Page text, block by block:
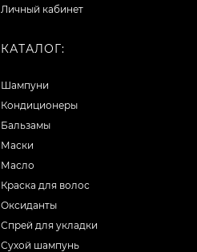
Личный кабинет
КАТАЛОГ:
Шампуни
Кондиционеры
Бальзамы
Маски
Масло
Краска для волос
Оксиданты
Спрей для укладки
Сухой шампунь